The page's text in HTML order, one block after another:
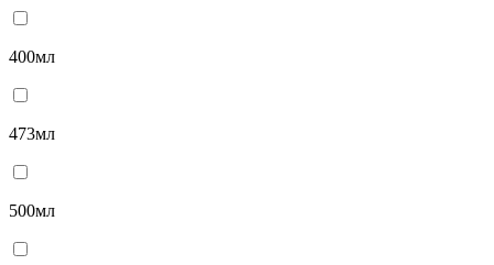
400мл
473мл
500мл